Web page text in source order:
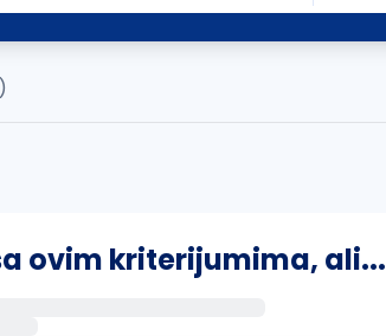
ovim kriterijumima, ali...